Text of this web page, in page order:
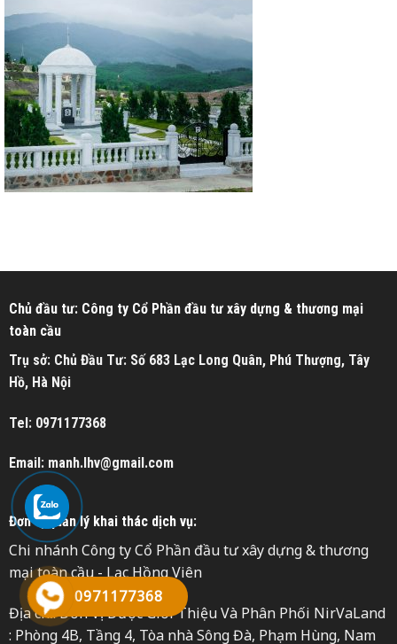
Chủ đầu tư: Công ty Cổ Phần đầu tư xây dựng & thương mại
toàn cầu
Trụ sở: Chủ Đầu Tư: Số 683 Lạc Long Quân, Phú Thượng, Tây
Hồ, Hà Nội
Tel: 0971177368
Email: manh.lhv@gmail.com
Đơn vị quản lý khai thác dịch vụ:
Chi nhánh Công ty Cổ Phần đầu tư xây dựng & thương
mại toàn cầu - Lạc Hồng Viên
Địa chỉ: Đơn Vị Được Giới Thiệu Và Phân Phối NirVaLand
: Phòng 4B, Tầng 4, Tòa nhà Sông Đà, Phạm Hùng, Nam
0971177368